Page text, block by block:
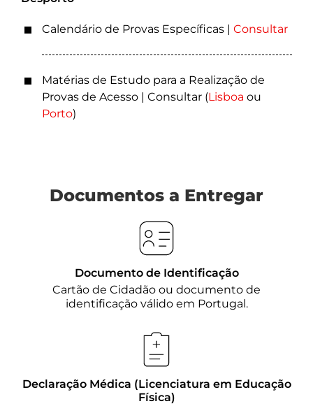
Calendário de Provas Específicas | Consultar
Matérias de Estudo para a Realização de
Provas de Acesso | Consultar (Lisboa ou
Porto)
Documentos a Entregar
Documento de Identificação
Cartão de Cidadão ou documento de
identificação válido em Portugal.
Declaração Médica (Licenciatura em Educação
Física)